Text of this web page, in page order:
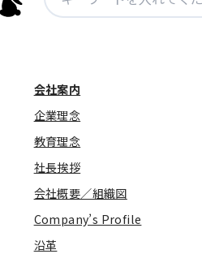
索:
会社案内
企業理念
教育理念
社長挨拶
会社概要／組織図
Company’s Profile
沿革